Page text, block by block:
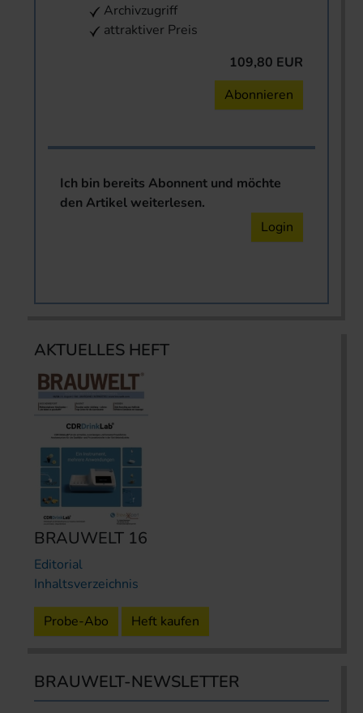
Archivzugriff
attraktiver Preis
109,80 EUR
Abonnieren
Ich bin bereits Abonnent und möchte
den Artikel weiterlesen.
Login
AKTUELLES HEFT
BRAUWELT 16
Editorial
Inhaltsverzeichnis
Probe-Abo Heft kaufen
BRAUWELT-NEWSLETTER